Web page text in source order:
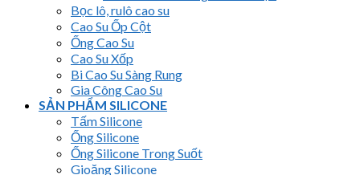
Bọc lô, rulô cao su
Cao Su Ốp Cột
Ống Cao Su
Cao Su Xốp
Bi Cao Su Sàng Rung
Gia Công Cao Su
SẢN PHẨM SILICONE
Tấm Silicone
Ống Silicone
Ống Silicone Trong Suốt
Gioăng Silicone